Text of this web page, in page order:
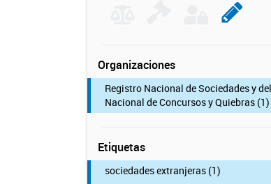
Organizaciones
Registro Nacional de Sociedades y
Nacional de Concursos y Quiebras (1)
Etiquetas
sociedades extranjeras (1)